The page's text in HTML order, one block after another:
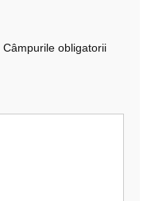
Câmpurile obligatorii